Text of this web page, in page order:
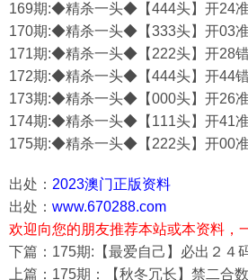
169期:◆精杀一头◆【444头】开24
170期:◆精杀一头◆【333头】开03
171期:◆精杀一头◆【222头】开28
172期:◆精杀一头◆【444头】开44
173期:◆精杀一头◆【000头】开26
174期:◆精杀一头◆【111头】开41
175期:◆精杀一头◆【222头】开00
出处： 2023澳门正版资料
出处： www.670288.com
欢迎向您的朋友推荐本站或本资料，
下篇：175期:【最爱自己】必出２４
上篇：175期：【秋冬冗长】禁二合数